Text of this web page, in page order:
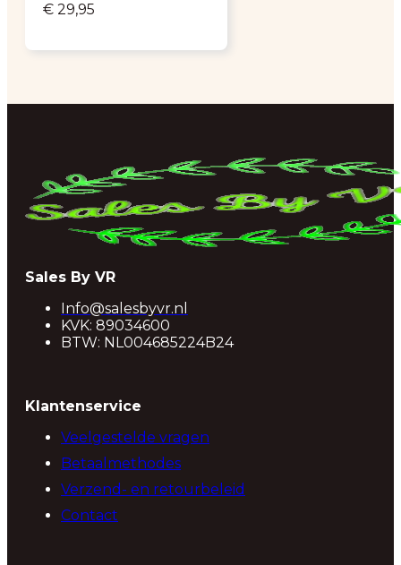
€ 29,95
Sales By VR
Info@salesbyvr.nl
KVK: 89034600
BTW: NL004685224B24
Klantenservice
Veelgestelde vragen
Betaalmethodes
Verzend- en retourbeleid
Contact